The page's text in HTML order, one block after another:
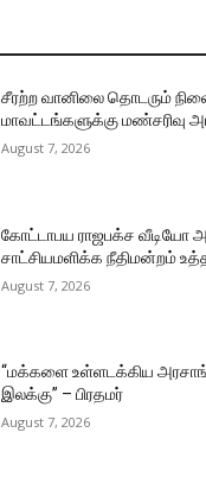
சீரற்ற வானிலை தொடரும்
மாவட்டங்களுக்கு மண்சரிவு
August 7, 2026
கோட்டாபய ராஜபக்ச வீடியோ
சாட்சியமளிக்க நீதிமன்றம்
August 7, 2026
“மக்களை உள்ளடக்கிய
இலக்கு” – பிரதமர்
August 7, 2026